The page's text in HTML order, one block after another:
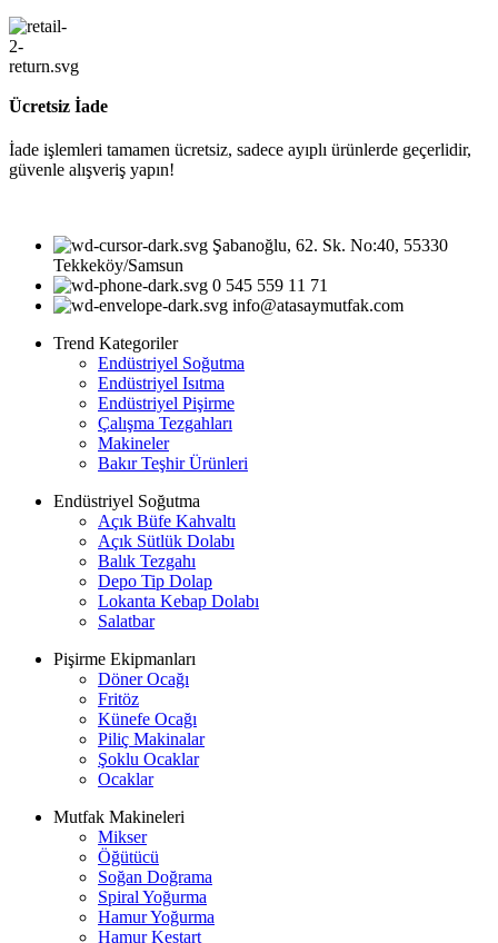
Ücretsiz İade
İade işlemleri tamamen ücretsiz, sadece ayıplı ürünlerde geçerlidir,
güvenle alışveriş yapın!
Şabanoğlu, 62. Sk. No:40, 55330
Tekkeköy/Samsun
0 545 559 11 71
info@atasaymutfak.com
Trend Kategoriler
Endüstriyel Soğutma
Endüstriyel Isıtma
Endüstriyel Pişirme
Çalışma Tezgahları
Makineler
Bakır Teşhir Ürünleri
Endüstriyel Soğutma
Açık Büfe Kahvaltı
Açık Sütlük Dolabı
Balık Tezgahı
Depo Tip Dolap
Lokanta Kebap Dolabı
Salatbar
Pişirme Ekipmanları
Döner Ocağı
Fritöz
Künefe Ocağı
Piliç Makinalar
Şoklu Ocaklar
Ocaklar
Mutfak Makineleri
Mikser
Öğütücü
Soğan Doğrama
Spiral Yoğurma
Hamur Yoğurma
Hamur Kestart